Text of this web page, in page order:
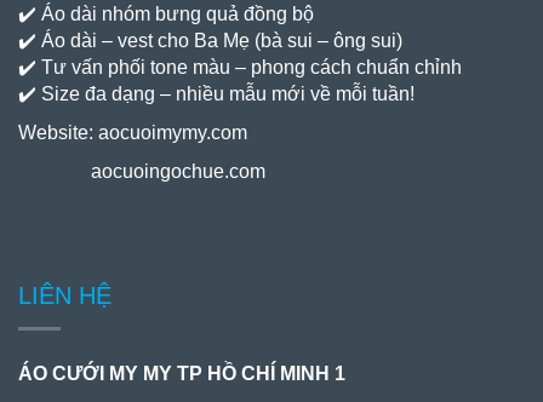
✔️ Áo dài nhóm bưng quả đồng bộ
✔️ Áo dài – vest cho Ba Mẹ (bà sui – ông sui)
✔️ Tư vấn phối tone màu – phong cách chuẩn chỉnh
✔️ Size đa dạng – nhiều mẫu mới về mỗi tuần!
Website: aocuoimymy.com
aocuoingochue.com
LIÊN HỆ
ÁO CƯỚI MY MY TP HỒ CHÍ MINH 1